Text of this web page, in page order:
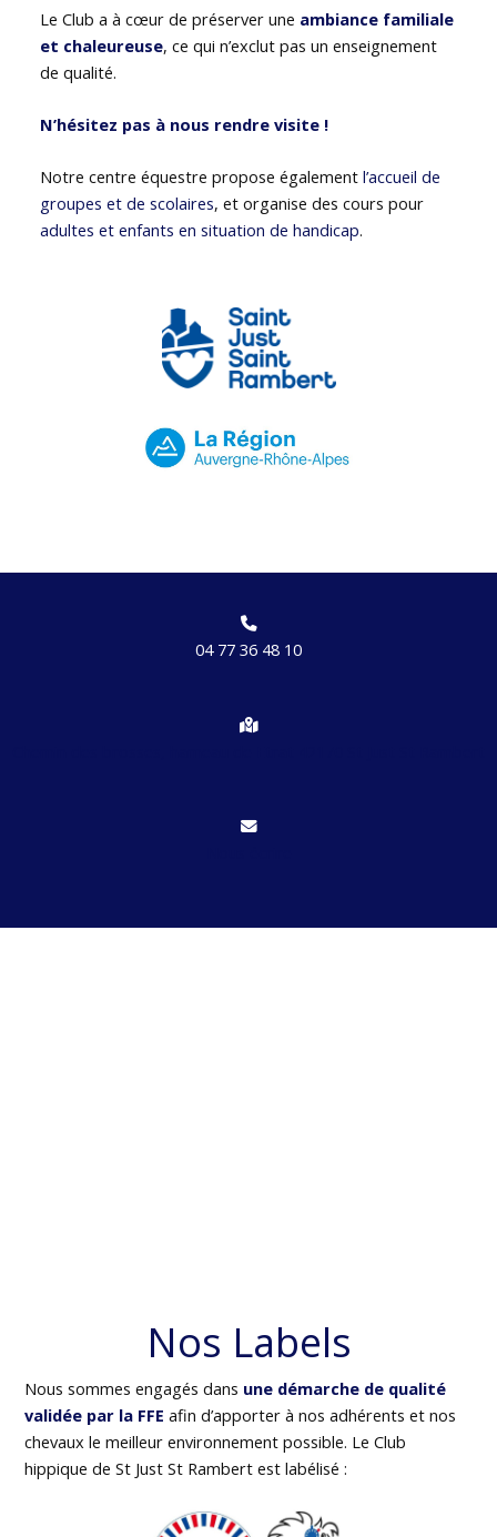
Le Club a à cœur de préserver une ambiance familiale
et chaleureuse, ce qui n’exclut pas un enseignement
de qualité.
N’hésitez pas à nous rendre visite !
Notre centre équestre propose égalementl’accueil de
groupes et de scolaires, et organise des cours pour
adultes et enfants en situation de handicap.
04 77 36 48 10
Nos Labels
Nous sommes engagés dans une démarche de qualité
validée par la FFE afin d’apporter à nos adhérents et nos
chevaux le meilleur environnement possible. Le Club
hippique de St Just St Rambert est labélisé :